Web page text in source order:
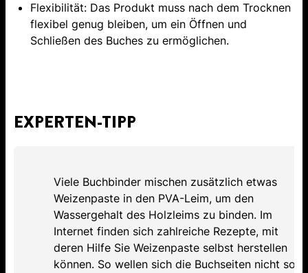
Flexibilität: Das Produkt muss nach dem Trocknen
flexibel genug bleiben, um ein Öffnen und
Schließen des Buches zu ermöglichen.
EXPERTEN-TIPP
Viele Buchbinder mischen zusätzlich etwas
Weizenpaste in den PVA-Leim, um den
Wassergehalt des Holzleims zu binden. Im
Internet finden sich zahlreiche Rezepte, mit
deren Hilfe Sie Weizenpaste selbst herstellen
können. So wellen sich die Buchseiten nicht so